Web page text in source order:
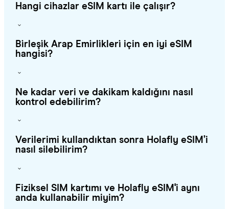
Hangi cihazlar eSIM kartı ile çalışır?
Bi̇rleşi̇k Arap Emi̇rli̇kleri̇ için en iyi eSIM
hangisi?
Ne kadar veri ve dakikam kaldığını nasıl
kontrol edebilirim?
Verilerimi kullandıktan sonra Holafly eSIM’i
nasıl silebilirim?
Fiziksel SIM kartımı ve Holafly eSIM'i aynı
anda kullanabilir miyim?